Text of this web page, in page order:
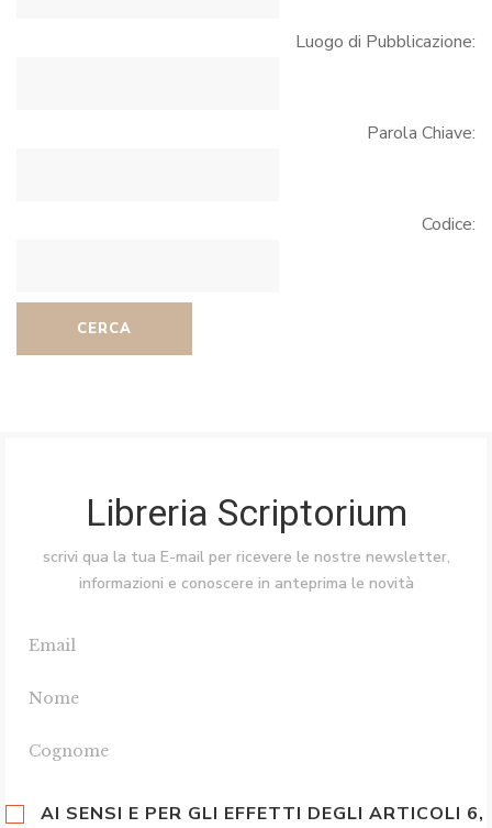
Luogo di Pubblicazione:
Parola Chiave:
Codice:
CERCA
Libreria Scriptorium
scrivi qua la tua E-mail per ricevere le nostre newsletter,
informazioni e conoscere in anteprima le novità
AI SENSI E PER GLI EFFETTI DEGLI ARTICOLI 6,